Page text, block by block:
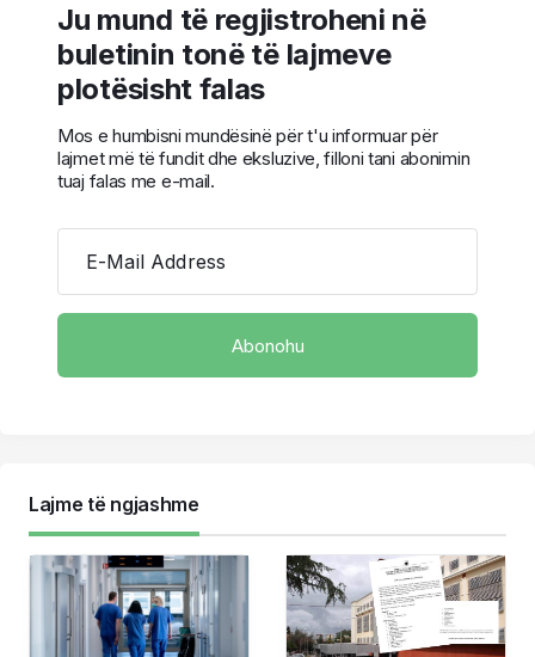
Ju mund të regjistroheni në
buletinin tonë të lajmeve
plotësisht falas
Mos e humbisni mundësinë për t'u informuar për
lajmet më të fundit dhe eksluzive, filloni tani abonimin
tuaj falas me e-mail.
E-Mail Address
Lajme të ngjashme